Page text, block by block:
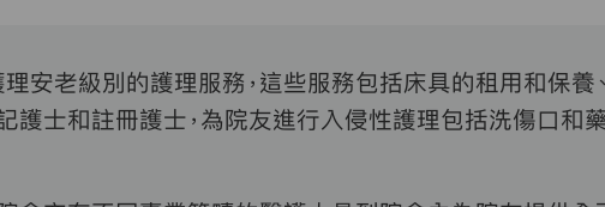
安老級別的護理服務，這些服務包括床具的租用和保養
護士和註冊護士，為院友進行入侵性護理包括洗傷口和